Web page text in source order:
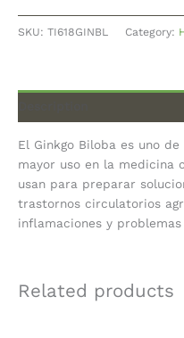
SKU: TI618GINBL Category:
El Ginkgo Biloba es uno
mayor uso en la medicina
usan para preparar
trastornos circulatorios
inflamaciones y
Related products